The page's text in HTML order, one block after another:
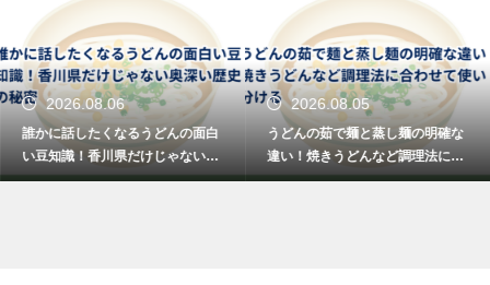
2026.08.06
誰かに話したくなるうどんの面白
い豆知識！香川県だけじゃない奥
深い歴史の秘密
2026.08.05
うどんの茹で麺と蒸し麺の明確な
違い！焼きうどんなど調理法に合
わせて使い分ける